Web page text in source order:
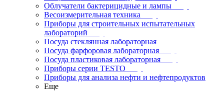
Облучатели бактерицидные и лампы
Весоизмерительная техника
Приборы для строительных испытательных
лабораторий
Посуда стеклянная лабораторная
Посуда фарфоровая лабораторная
Посуда пластиковая лабораторная
Приборы серии TESTO
Приборы для анализа нефти и нефтепродуктов
Еще